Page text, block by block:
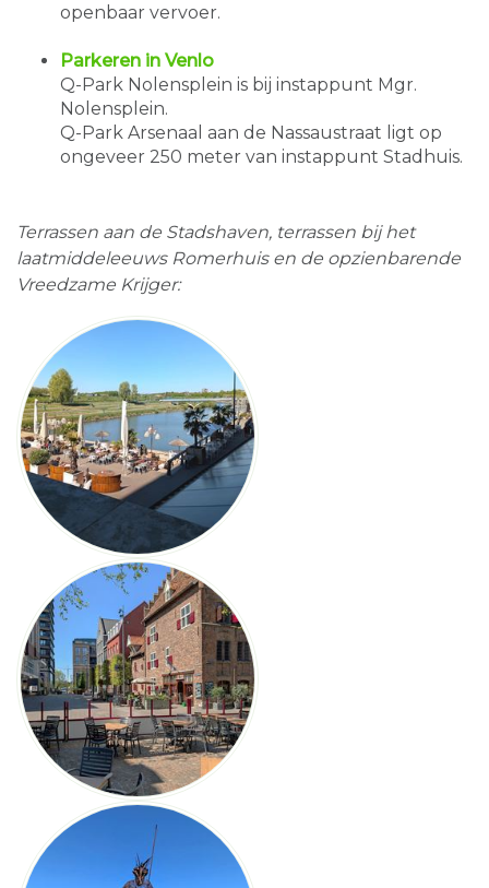
openbaar vervoer.
Parkeren in Venlo
Q-Park Nolensplein is bij instappunt Mgr.
Nolensplein.
Q-Park Arsenaal aan de Nassaustraat ligt op
ongeveer 250 meter van instappunt Stadhuis.
Terrassen aan de Stadshaven, terrassen bij het
laatmiddeleeuws Romerhuis en de opzienbarende
Vreedzame Krijger: